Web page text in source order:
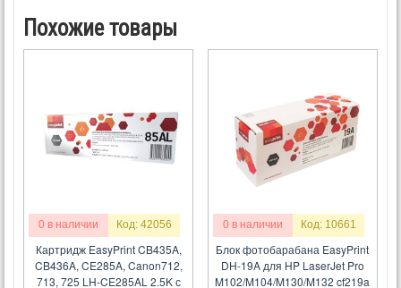
Похожие товары
0 в наличии Код: 42056
Картридж EasyPrint CB435A,
CB436A, CE285A, Canon712,
713, 725 LH-CE285AL 2.5K с
0 в наличии Код: 10661
Блок фотобарабана EasyPrint
DH-19A для HP LaserJet Pro
M102/M104/M130/M132 cf219a